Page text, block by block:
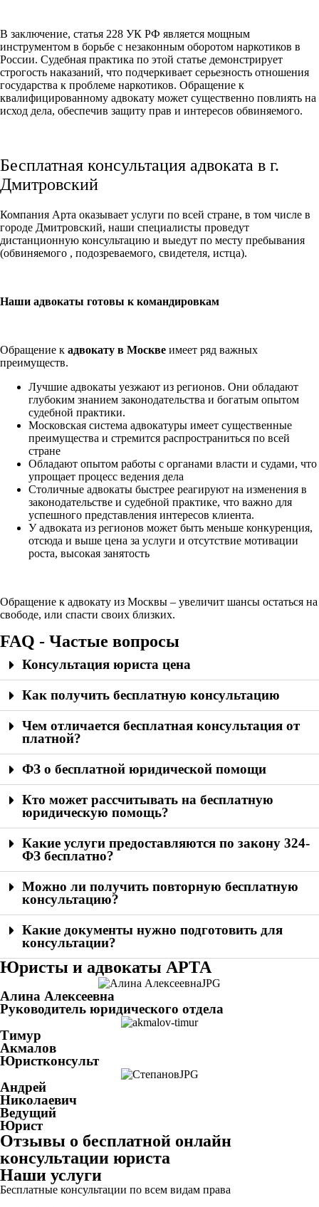
В заключение, статья 228 УК РФ является мощным
инструментом в борьбе с незаконным оборотом наркотиков в
России. Судебная практика по этой статье демонстрирует
строгость наказаний, что подчеркивает серьезность отношения
государства к проблеме наркотиков. Обращение к
квалифицированному адвокату может существенно повлиять на
исход дела, обеспечив защиту прав и интересов обвиняемого.
Бесплатная консультация адвоката в г.
Дмитровский
Компания Арта оказывает услуги по всей стране, в том числе в
городе Дмитровский, наши специалисты проведут
дистанционную консультацию и выедут по месту пребывания
(обвиняемого , подозреваемого, свидетеля, истца).
Наши адвокаты готовы к командировкам
Обращение к адвокату в Москве имеет ряд важных
преимуществ.
Лучшие адвокаты уезжают из регионов. Они обладают
глубоким знанием законодательства и богатым опытом
судебной практики.
Московская система адвокатуры имеет существенные
преимущества и стремится распространиться по всей
стране
Обладают опытом работы с органами власти и судами, что
упрощает процесс ведения дела
Столичные адвокаты быстрее реагируют на изменения в
законодательстве и судебной практике, что важно для
успешного представления интересов клиента.
У адвоката из регионов может быть меньше конкуренция,
отсюда и выше цена за услуги и отсутствие мотивации
роста, высокая занятость
Обращение к адвокату из Москвы – увеличит шансы остаться на
свободе, или спасти своих близких.
FAQ - Частые вопросы
Консультация юриста цена
Как получить бесплатную консультацию
Чем отличается бесплатная консультация от
платной?
ФЗ о бесплатной юридической помощи
Кто может рассчитывать на бесплатную
юридическую помощь?
Какие услуги предоставляются по закону 324-
ФЗ бесплатно?
Можно ли получить повторную бесплатную
консультацию?
Какие документы нужно подготовить для
консультации?
Юристы и адвокаты АРТА
Алина Алексеевна
Руководитель юридического отдела
Тимур
Акмалов
Юристконсульт
Андрей
Николаевич
Ведущий
Юрист
Отзывы о бесплатной онлайн
консультации юриста
Наши услуги
Бесплатные консультации по всем видам права